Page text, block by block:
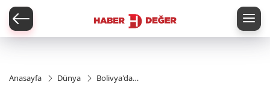
Anasayfa Dünya
Bolivya'da